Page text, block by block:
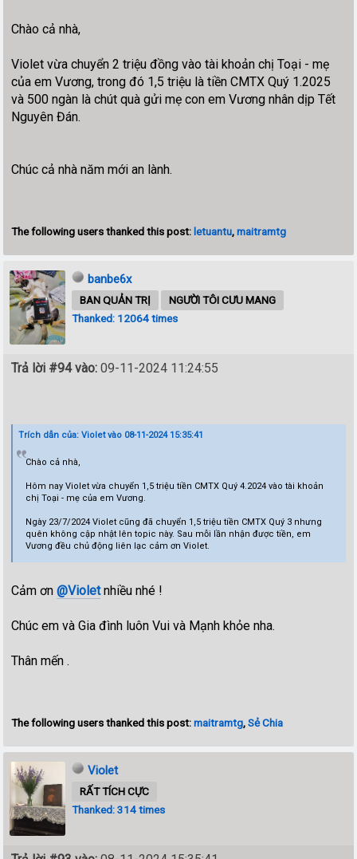
Chào cả nhà,
Violet vừa chuyển 2 triệu đồng vào tài khoản chị Toại - mẹ
của em Vương, trong đó 1,5 triệu là tiền CMTX Quý 1.2025
và 500 ngàn là chút quà gửi mẹ con em Vương nhân dịp Tết
Nguyên Đán.
Chúc cả nhà năm mới an lành.
The following users thanked this post: letuantu,maitramtg
banbe6x
BAN QUẢN TRỊ
NGƯỜI TÔI CƯU MANG
Thanked: 12064 times
Trả lời #94 vào: 09-11-2024 11:24:55
Trích dẫn của: Violet vào 08-11-2024 15:35:41
Chào cả nhà,
Hôm nay Violet vừa chuyển 1,5 triệu tiền CMTX Quý 4.2024 vào tài khoản
chị Toại - mẹ của em Vương.
Ngày 23/7/2024 Violet cũng đã chuyển 1,5 triệu tiền CMTX Quý 3 nhưng
quên không cập nhật lên topic này. Sau mỗi lần nhận được tiền, em
Vương đều chủ động liên lạc cảm ơn Violet.
Cảm ơn@Violetnhiều nhé !
Chúc em và Gia đình luôn Vui và Mạnh khỏe nha.
Thân mến .
The following users thanked this post:maitramtg,Sẻ Chia
Violet
RẤT TÍCH CỰC
Thanked: 314 times